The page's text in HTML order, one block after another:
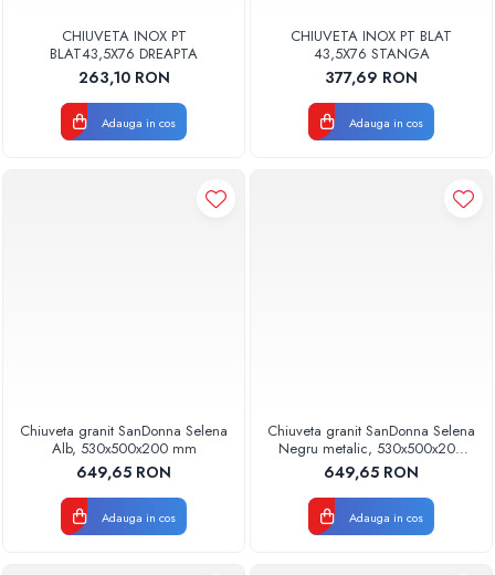
CHIUVETA INOX PT
BLAT43,5X76 DREAPTA
263,10 RON
Adauga in cos
CHIUVETA INOX PT BLAT
43,5X76 STANGA
377,69 RON
Adauga in cos
Chiuveta granit SanDonna Selena
Alb, 530x500x200 mm
649,65 RON
Adauga in cos
Chiuveta granit SanDonna Selena
Negru metalic, 530x500x200
mm
649,65 RON
Adauga in cos